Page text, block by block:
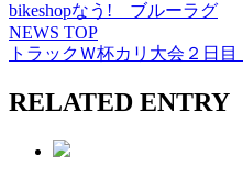
bikeshopなう! ブルーラグ
NEWS TOP
トラックＷ杯カリ大会２日
RELATED ENTRY